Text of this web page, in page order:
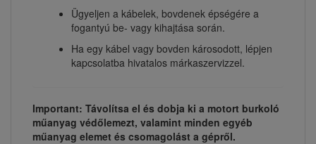
Ügyeljen a kábelek, bovdenek épségére a
fogantyú be- vagy kihajtása során.
Ha egy kábel vagy bovden károsodott, lépjen
kapcsolatba hivatalos márkaszervizzel.
Important: Távolítsa el és dobja ki a motort burkoló
műanyag védőlemezt, valamint minden egyéb
műanyag elemet és csomagolást a gépről.